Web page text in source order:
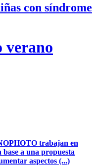
con síndrome
verano
trabajan en
base a una propuesta
aspectos (...)